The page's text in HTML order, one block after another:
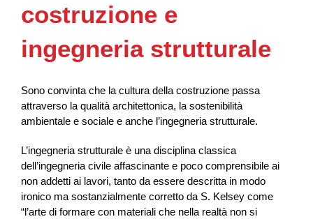
costruzione e
ingegneria strutturale
Sono convinta che la cultura della costruzione passa
attraverso la qualità architettonica, la sostenibilità
ambientale e sociale e anche l’ingegneria strutturale.
L’ingegneria strutturale è una disciplina classica
dell’ingegneria civile affascinante e poco comprensibile ai
non addetti ai lavori, tanto da essere descritta in modo
ironico ma sostanzialmente corretto da S. Kelsey come
“l’arte di formare con materiali che nella realtà non si